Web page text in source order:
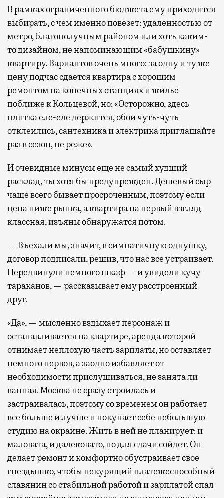
В рамках ограниченного бюджета ему приходится
выбирать, с чем именно повезет: удаленностью от
метро, благополучным районом или хоть каким-
то дизайном, не напоминающим «бабушкину»
квартиру. Вариантов очень много: за одну и ту же
цену подчас сдается квартира с хорошим
ремонтом на конечных станциях и жилье
поближе к Кольцевой, но: «Осторожно, здесь
плитка еле-еле держится, обои чуть-чуть
отклеились, сантехника и электрика приглашайте
раз в сезон, не реже».
И очевидные минусы еще не самый худший
расклад, ты хотя бы предупрежден. Дешевый сыр
чаще всего бывает просроченным, поэтому если
цена ниже рынка, а квартира на первый взгляд
классная, изъяны обнаружатся потом.
— Въехали мы, значит, в симпатичную однушку,
договор подписали, решив, что нас все устраивает.
Передвинули немного шкаф — и увидели кучу
тараканов, — рассказывает ему расстроенный
друг.
«Да», — мысленно вздыхает персонаж и
останавливается на квартире, аренда которой
отнимает неплохую часть зарплаты, но оставляет
немного нервов, а заодно избавляет от
необходимости прислушиваться, не занята ли
ванная. Москва не сразу строилась и
застраивалась, поэтому со временем он работает
все больше и лучше и покупает себе небольшую
студию на окраине. Жить в ней не планирует: и
маловата, и далековато, но для сдачи сойдет. Он
делает ремонт и комфортно обустраивает свое
гнездышко, чтобы некурящий платежеспособный
славянин со стабильной работой и зарплатой спал